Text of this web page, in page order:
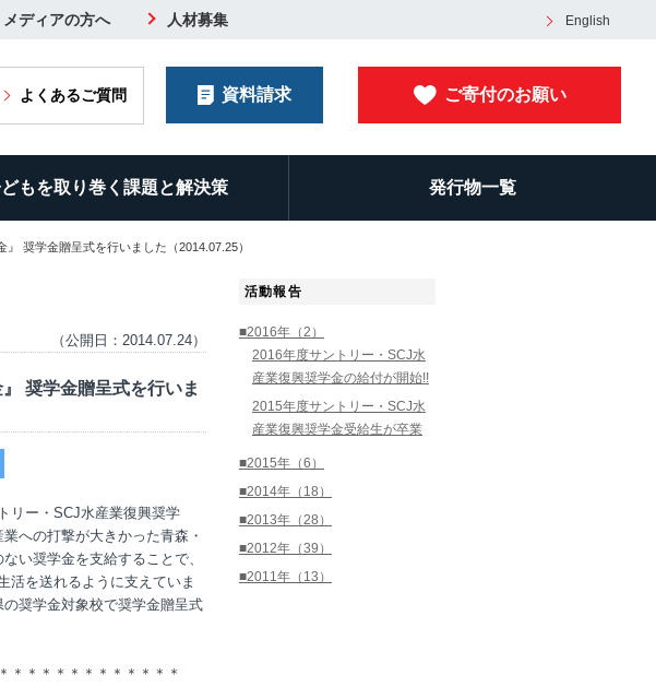
メディアの方へ 人材募集 English
よくあるご質問 資料請求 ご寄付のお願い
もを取り巻く課題と解決策 発行物一覧
奨学金贈呈式を行いました（2014.07.25）
（公開日：2014.07.24）
奨学金贈呈式を行いま
リー・SCJ水産業復興奨学
への打撃が大きかった青森・
い奨学金を支給することで、
活を送れるように支えていま
奨学金対象校で奨学金贈呈式
＊＊＊＊＊＊＊＊＊＊＊＊
活動報告
■2016年（2）
2016年度サントリー・SCJ水
産業復興奨学金の給付が開始!!
2015年度サントリー・SCJ水
産業復興奨学金受給生が卒業
■2015年（6）
■2014年（18）
■2013年（28）
■2012年（39）
■2011年（13）